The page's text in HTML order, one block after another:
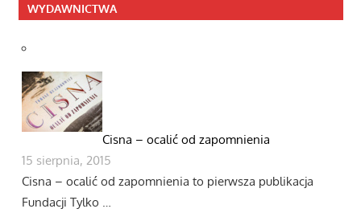
WYDAWNICTWA
Cisna – ocalić od zapomnienia
15 sierpnia, 2015
Cisna – ocalić od zapomnienia to pierwsza publikacja
Fundacji Tylko …